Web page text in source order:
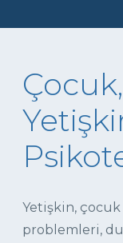
Yetişkin,
problemleri,